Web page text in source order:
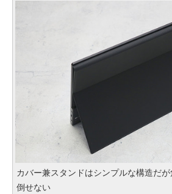
カバー兼スタンドはシンプルな構造だ
倒せない